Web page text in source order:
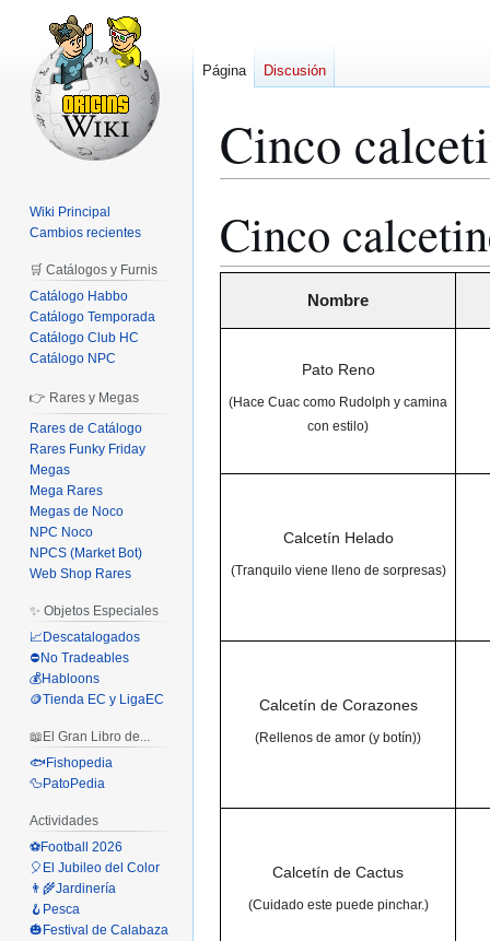
Cinco
a
a
Cinco
Nombre
Pato Reno
(Hace Cuac como Rudolph y camina
con estilo)
Calcetín Helado
(Tranquilo viene lleno de sorpresas)
Calcetín de Corazones
(Rellenos de amor (y botín))
Calcetín de Cactus
(Cuidado este puede pinchar.)
Página Discusión
Wiki Principal
Cambios recientes
🛒 Catálogos y Furnis
Catálogo Habbo
Catálogo Temporada
Catálogo Club HC
Catálogo NPC
👉 Rares y Megas
Rares de Catálogo
Rares Funky Friday
Megas
Mega Rares
Megas de Noco
NPC Noco
NPCS (Market Bot)
Web Shop Rares
✨ Objetos Especiales
📈Descatalogados
⛔No Tradeables
💰Habloons
🪙Tienda EC y LigaEC
📖El Gran Libro de...
🐟Fishopedia
🦆PatoPedia
Actividades
⚽Football 2026
🎈El Jubileo del Color
👨‍🌾Jardinería
🪝Pesca
🎃Festival de Calabaza